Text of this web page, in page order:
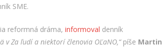
SME.
reformná dráma, informoval denník
Za ľudí a niektorí členovia OĽaNO,“píše Martin